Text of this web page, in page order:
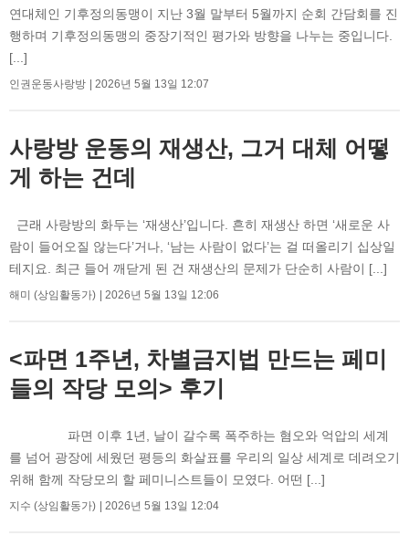
연대체인 기후정의동맹이 지난 3월 말부터 5월까지 순회 간담회를 진
행하며 기후정의동맹의 중장기적인 평가와 방향을 나누는 중입니다.
[...]
인권운동사랑방 2026년 5월 13일 12:07
사랑방 운동의 재생산, 그거 대체 어떻
게 하는 건데
근래 사랑방의 화두는 ‘재생산’입니다. 흔히 재생산 하면 ‘새로운 사
람이 들어오질 않는다’거나, ‘남는 사람이 없다’는 걸 떠올리기 십상일
테지요. 최근 들어 깨닫게 된 건 재생산의 문제가 단순히 사람이 [...]
해미 (상임활동가) 2026년 5월 13일 12:06
<파면 1주년, 차별금지법 만드는 페미
들의 작당 모의> 후기
파면 이후 1년, 날이 갈수록 폭주하는 혐오와 억압의 세계
를 넘어 광장에 세웠던 평등의 화살표를 우리의 일상 세계로 데려오기
위해 함께 작당모의 할 페미니스트들이 모였다. 어떤 [...]
지수 (상임활동가) 2026년 5월 13일 12:04